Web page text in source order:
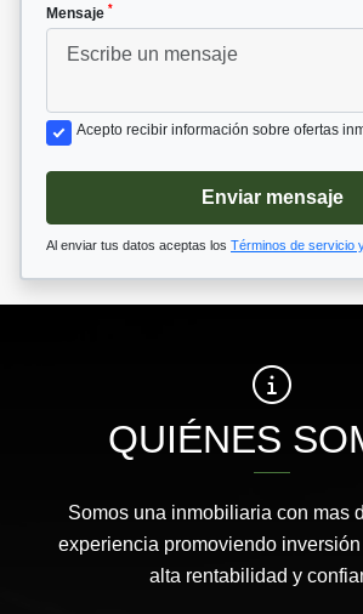
Mensaje *
Acepto recibir información sobre ofertas
Enviar mensaje
Al enviar tus datos aceptas los Términos de servicio
QUIÉNES
Somos una inmobiliaria con mas
experiencia promoviendo
alta rentabilidad y